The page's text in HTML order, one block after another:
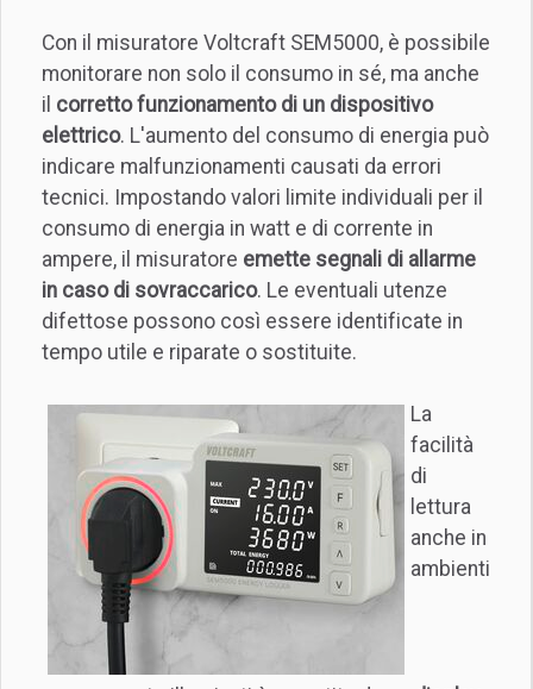
Con il misuratore Voltcraft SEM5000, è possibile
monitorare non solo il consumo in sé, ma anche
il corretto funzionamento di un dispositivo
elettrico. L'aumento del consumo di energia può
indicare malfunzionamenti causati da errori
tecnici. Impostando valori limite individuali per il
consumo di energia in watt e di corrente in
ampere, il misuratore emette segnali di allarme
in caso di sovraccarico. Le eventuali utenze
difettose possono così essere identificate in
tempo utile e riparate o sostituite.
La
facilità
di
lettura
anche in
ambienti